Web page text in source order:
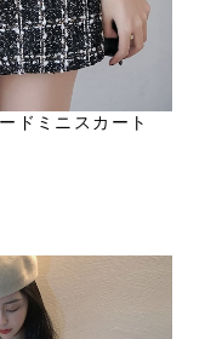
ドミニスカート